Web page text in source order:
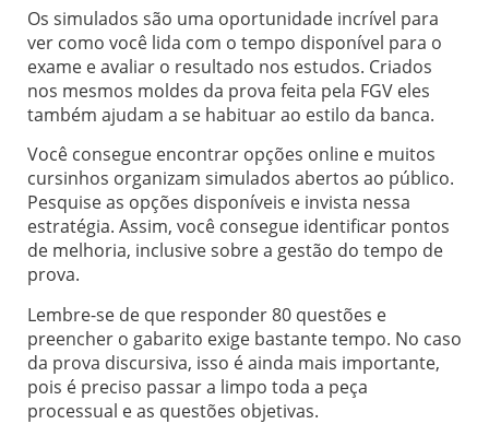
Os simulados são uma oportunidade incrível para
ver como você lida com o tempo disponível para o
exame e avaliar o resultado nos estudos. Criados
nos mesmos moldes da prova feita pela FGV eles
também ajudam a se habituar ao estilo da banca.
Você consegue encontrar opções online e muitos
cursinhos organizam simulados abertos ao público.
Pesquise as opções disponíveis e invista nessa
estratégia. Assim, você consegue identificar pontos
de melhoria, inclusive sobre a gestão do tempo de
prova.
Lembre-se de que responder 80 questões e
preencher o gabarito exige bastante tempo. No caso
da prova discursiva, isso é ainda mais importante,
pois é preciso passar a limpo toda a peça
processual e as questões objetivas.